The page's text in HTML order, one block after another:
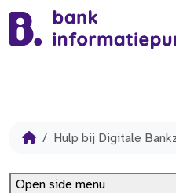
Hulp bij Digitale
Open side menu